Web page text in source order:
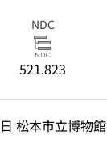
NDC
521.823
松本市立博物館